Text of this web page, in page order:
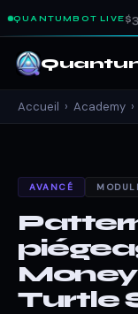
QUANTUMBOT LIVE
Accueil › Academy ›
AVANCÉ
Money
Turtle